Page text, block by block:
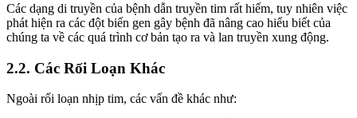
Các dạng di truyền của bệnh dẫn truyền tim rất hiếm, tuy nhiên việc
phát hiện ra các đột biến gen gây bệnh đã nâng cao hiểu biết của
chúng ta về các quá trình cơ bản tạo ra và lan truyền xung động.
2.2. Các Rối Loạn Khác
Ngoài rối loạn nhịp tim, các vấn đề khác như: